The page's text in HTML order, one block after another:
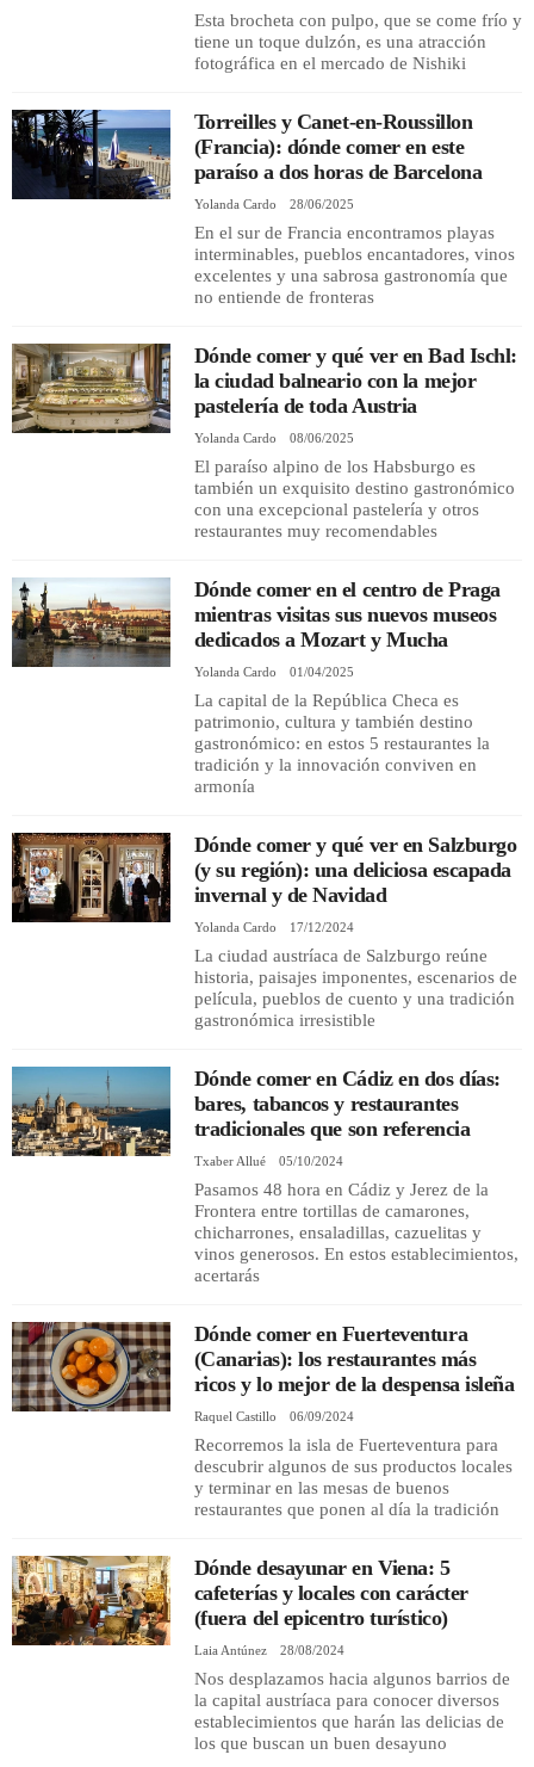
Esta brocheta con pulpo, que se come frío y
tiene un toque dulzón, es una atracción
fotográfica en el mercado de Nishiki
Torreilles y Canet-en-Roussillon
(Francia): dónde comer en este
paraíso a dos horas de Barcelona
Yolanda Cardo 28/06/2025
En el sur de Francia encontramos playas
interminables, pueblos encantadores, vinos
excelentes y una sabrosa gastronomía que
no entiende de fronteras
Dónde comer y qué ver en Bad Ischl:
la ciudad balneario con la mejor
pastelería de toda Austria
Yolanda Cardo 08/06/2025
El paraíso alpino de los Habsburgo es
también un exquisito destino gastronómico
con una excepcional pastelería y otros
restaurantes muy recomendables
Dónde comer en el centro de Praga
mientras visitas sus nuevos museos
dedicados a Mozart y Mucha
Yolanda Cardo 01/04/2025
La capital de la República Checa es
patrimonio, cultura y también destino
gastronómico: en estos 5 restaurantes la
tradición y la innovación conviven en
armonía
Dónde comer y qué ver en Salzburgo
(y su región): una deliciosa escapada
invernal y de Navidad
Yolanda Cardo 17/12/2024
La ciudad austríaca de Salzburgo reúne
historia, paisajes imponentes, escenarios de
película, pueblos de cuento y una tradición
gastronómica irresistible
Dónde comer en Cádiz en dos días:
bares, tabancos y restaurantes
tradicionales que son referencia
Txaber Allué 05/10/2024
Pasamos 48 hora en Cádiz y Jerez de la
Frontera entre tortillas de camarones,
chicharrones, ensaladillas, cazuelitas y
vinos generosos. En estos establecimientos,
acertarás
Dónde comer en Fuerteventura
(Canarias): los restaurantes más
ricos y lo mejor de la despensa isleña
Raquel Castillo 06/09/2024
Recorremos la isla de Fuerteventura para
descubrir algunos de sus productos locales
y terminar en las mesas de buenos
restaurantes que ponen al día la tradición
Dónde desayunar en Viena: 5
cafeterías y locales con carácter
(fuera del epicentro turístico)
Laia Antúnez 28/08/2024
Nos desplazamos hacia algunos barrios de
la capital austríaca para conocer diversos
establecimientos que harán las delicias de
los que buscan un buen desayuno